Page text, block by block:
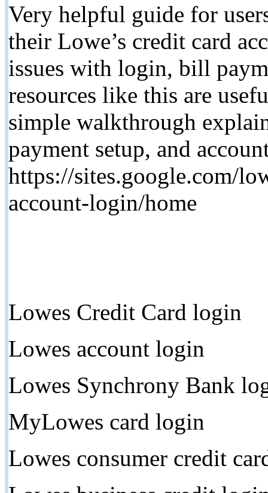
Very helpful guide for
their Lowe’s credit card
issues with login, bill
resources like this are
simple walkthrough
payment setup, and
https://sites.google.com/
account-login/home
Lowes Credit Card login
Lowes account login
Lowes Synchrony Bank
MyLowes card login
Lowes consumer credit